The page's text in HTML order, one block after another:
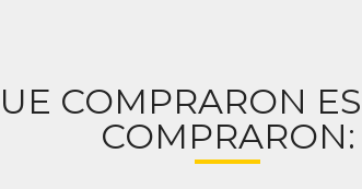
COMPRARON
COMPRARON: